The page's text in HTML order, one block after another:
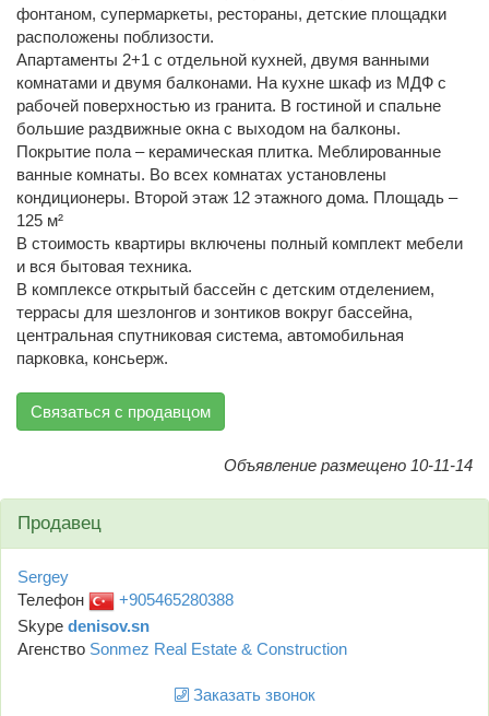
фонтаном, супермаркеты, рестораны, детские площадки
расположены поблизости.
Апартаменты 2+1 с отдельной кухней, двумя ванными
комнатами и двумя балконами. На кухне шкаф из МДФ с
рабочей поверхностью из гранита. В гостиной и спальне
большие раздвижные окна с выходом на балконы.
Покрытие пола – керамическая плитка. Меблированные
ванные комнаты. Во всех комнатах установлены
кондиционеры. Второй этаж 12 этажного дома. Площадь –
125 м²
В стоимость квартиры включены полный комплект мебели
и вся бытовая техника.
В комплексе открытый бассейн с детским отделением,
террасы для шезлонгов и зонтиков вокруг бассейна,
центральная спутниковая система, автомобильная
парковка, консьерж.
Связаться с продавцом
Объявление размещено 10-11-14
Продавец
Sergey
Телефон
+905465280388
Skype denisov.sn
Агенство Sonmez Real Estate & Construction
Заказать звонок